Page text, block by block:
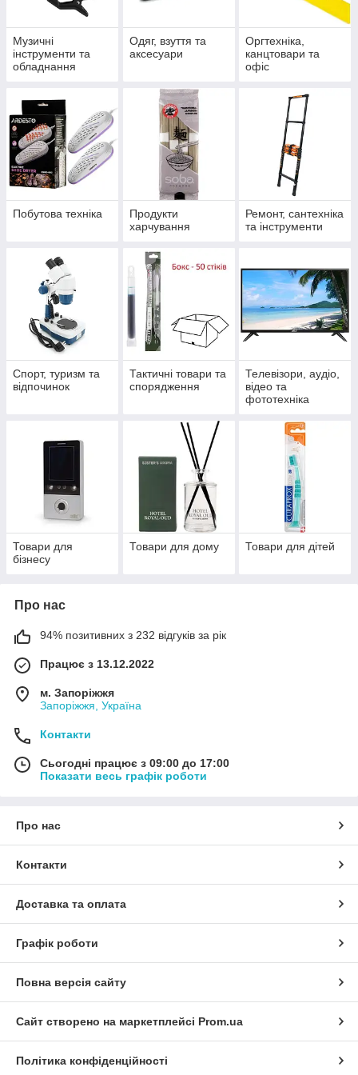
Музичні
інструменти та
обладнання
Одяг, взуття та
аксесуари
Оргтехніка,
канцтовари та
офіс
Побутова техніка
Продукти
харчування
Ремонт, сантехніка
та інструменти
Спорт, туризм та
відпочинок
Тактичні товари та
спорядження
Телевізори, аудіо,
відео та
фототехніка
Товари для
бізнесу
Товари для дому Товари для дітей
Про нас
94% позитивних з 232 відгуків за рік
Працює з 13.12.2022
м. Запоріжжя
Запоріжжя, Україна
Контакти
Сьогодні працює з 09:00 до 17:00
Показати весь графік роботи
Про нас
Контакти
Доставка та оплата
Графік роботи
Повна версія сайту
Сайт створено на маркетплейсі Prom.ua
Політика конфіденційності